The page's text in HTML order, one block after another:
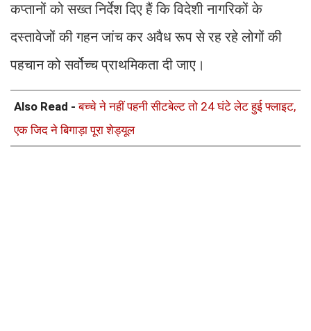
कप्तानों को सख्त निर्देश दिए हैं कि विदेशी नागरिकों के
दस्तावेजों की गहन जांच कर अवैध रूप से रह रहे लोगों की
पहचान को सर्वोच्च प्राथमिकता दी जाए।
Also Read -बच्चे ने नहीं पहनी सीटबेल्ट तो 24 घंटे लेट हुई फ्लाइट,
एक जिद ने बिगाड़ा पूरा शेड्यूल